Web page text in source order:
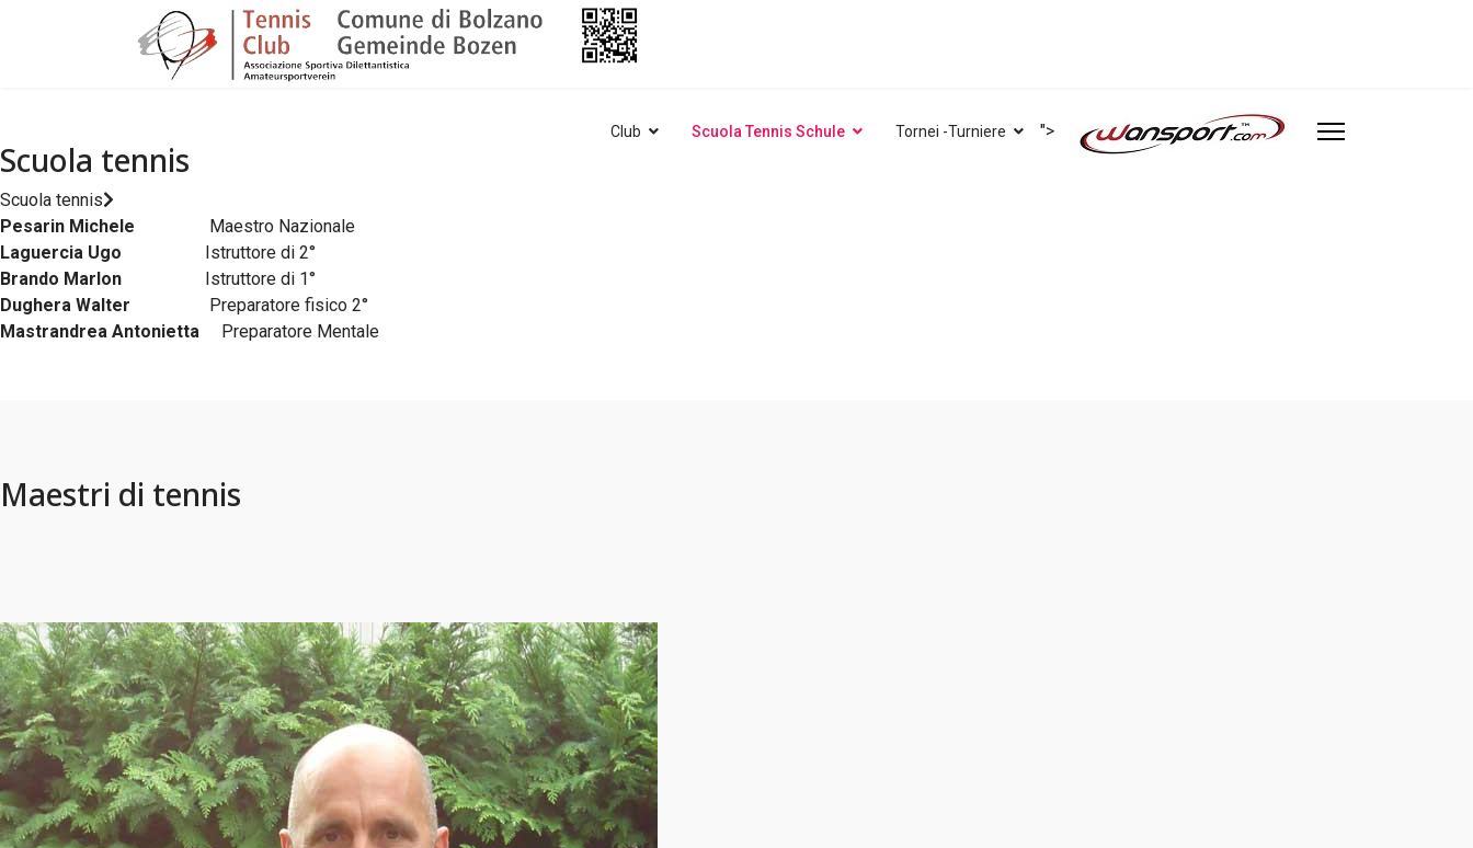
Club Scuola Tennis Schule Tornei -Turniere ">
Scuola tennis
Scuola tennis
Pesarin Michele Maestro Nazionale
Laguercia Ugo Istruttore di 2°
Brando Marlon Istruttore di 1°
Dughera Walter
Preparatore fisico 2°
Mastrandrea Antonietta
Preparatore Mentale
Maestri di tennis